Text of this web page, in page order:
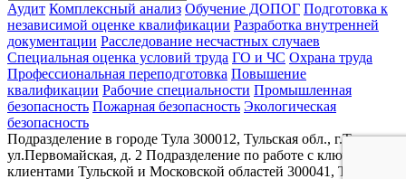
Аудит Комплексный анализ Обучение ДОПОГ Подготовка к
независимой оценке квалификации Разработка внутренней
документации Расследование несчастных случаев
Специальная оценка условий труда ГО и ЧС Охрана труда
Профессиональная переподготовка Повышение
квалификации Рабочие специальности Промышленная
безопасность Пожарная безопасность Экологическая
безопасность
Подразделение в городе Тула 300012, Тульская обл., г.Тула,
ул.Первомайская, д. 2 Подразделение по работе с ключевыми
клиентами Тульской и Московской областей 300041, Тульская